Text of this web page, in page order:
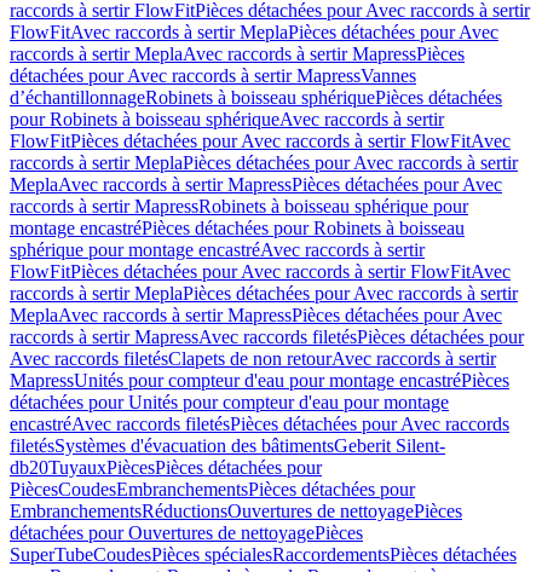
raccords à sertir FlowFitPièces détachées pour Avec raccords à sertir
FlowFitAvec raccords à sertir MeplaPièces détachées pour Avec
raccords à sertir MeplaAvec raccords à sertir MapressPièces
détachées pour Avec raccords à sertir MapressVannes
d’échantillonnageRobinets à boisseau sphériquePièces détachées
pour Robinets à boisseau sphériqueAvec raccords à sertir
FlowFitPièces détachées pour Avec raccords à sertir FlowFitAvec
raccords à sertir MeplaPièces détachées pour Avec raccords à sertir
MeplaAvec raccords à sertir MapressPièces détachées pour Avec
raccords à sertir MapressRobinets à boisseau sphérique pour
montage encastréPièces détachées pour Robinets à boisseau
sphérique pour montage encastréAvec raccords à sertir
FlowFitPièces détachées pour Avec raccords à sertir FlowFitAvec
raccords à sertir MeplaPièces détachées pour Avec raccords à sertir
MeplaAvec raccords à sertir MapressPièces détachées pour Avec
raccords à sertir MapressAvec raccords filetésPièces détachées pour
Avec raccords filetésClapets de non retourAvec raccords à sertir
MapressUnités pour compteur d'eau pour montage encastréPièces
détachées pour Unités pour compteur d'eau pour montage
encastréAvec raccords filetésPièces détachées pour Avec raccords
filetésSystèmes d'évacuation des bâtimentsGeberit Silent-
db20TuyauxPiècesPièces détachées pour
PiècesCoudesEmbranchementsPièces détachées pour
EmbranchementsRéductionsOuvertures de nettoyagePièces
détachées pour Ouvertures de nettoyagePièces
SuperTubeCoudesPièces spécialesRaccordementsPièces détachées